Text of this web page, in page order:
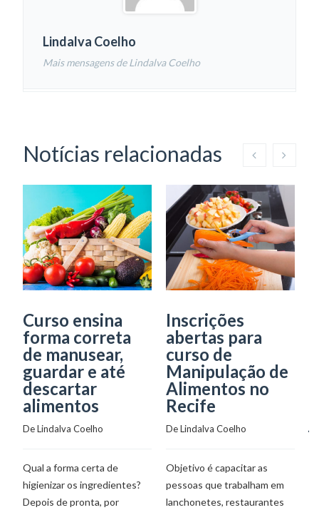
Lindalva Coelho
Mais mensagens de Lindalva Coelho
Notícias relacionadas
Curso ensina
forma correta
de manusear,
guardar e até
descartar
alimentos
De Lindalva Coelho
Qual a forma certa de
higienizar os ingredientes?
Depois de pronta, por
Inscrições
abertas para
curso de
Manipulação de
Alimentos no
Recife
De Lindalva Coelho
Objetivo é capacitar as
pessoas que trabalham em
lanchonetes, restaurantes